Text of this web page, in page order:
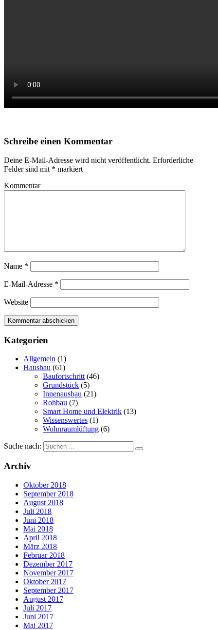
Schreibe einen Kommentar
Deine E-Mail-Adresse wird nicht veröffentlicht. Erforderliche
Felder sind mit * markiert
Kommentar
Name *
E-Mail-Adresse *
Website
Kategorien
Allgemein (1)
Hausbau (61)
Baufortschritt (46)
Grundstück (5)
Innenausbau (21)
Rohbau (7)
Smart Home und Elektrik (13)
Wissenswertes (1)
Wohnraumlüftung (6)
Suche nach:
Archiv
Oktober 2018
September 2018
August 2018
Juli 2018
Juni 2018
Mai 2018
April 2018
März 2018
Februar 2018
Dezember 2017
November 2017
Oktober 2017
September 2017
August 2017
Juli 2017
Juni 2017
Mai 2017